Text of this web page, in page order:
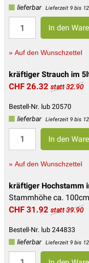
lieferbar
Lieferzeit 9 bis
» Auf den Wunschzettel
kräftiger Strauch im
CHF 26.32 statt 32.90
Bestell-Nr. lub 20570
lieferbar
Lieferzeit 9 bis
» Auf den Wunschzettel
kräftiger Hochstamm
Stammhöhe ca. 100cm
CHF 31.92 statt 39.90
Bestell-Nr. lub 244833
lieferbar
Lieferzeit 9 bis